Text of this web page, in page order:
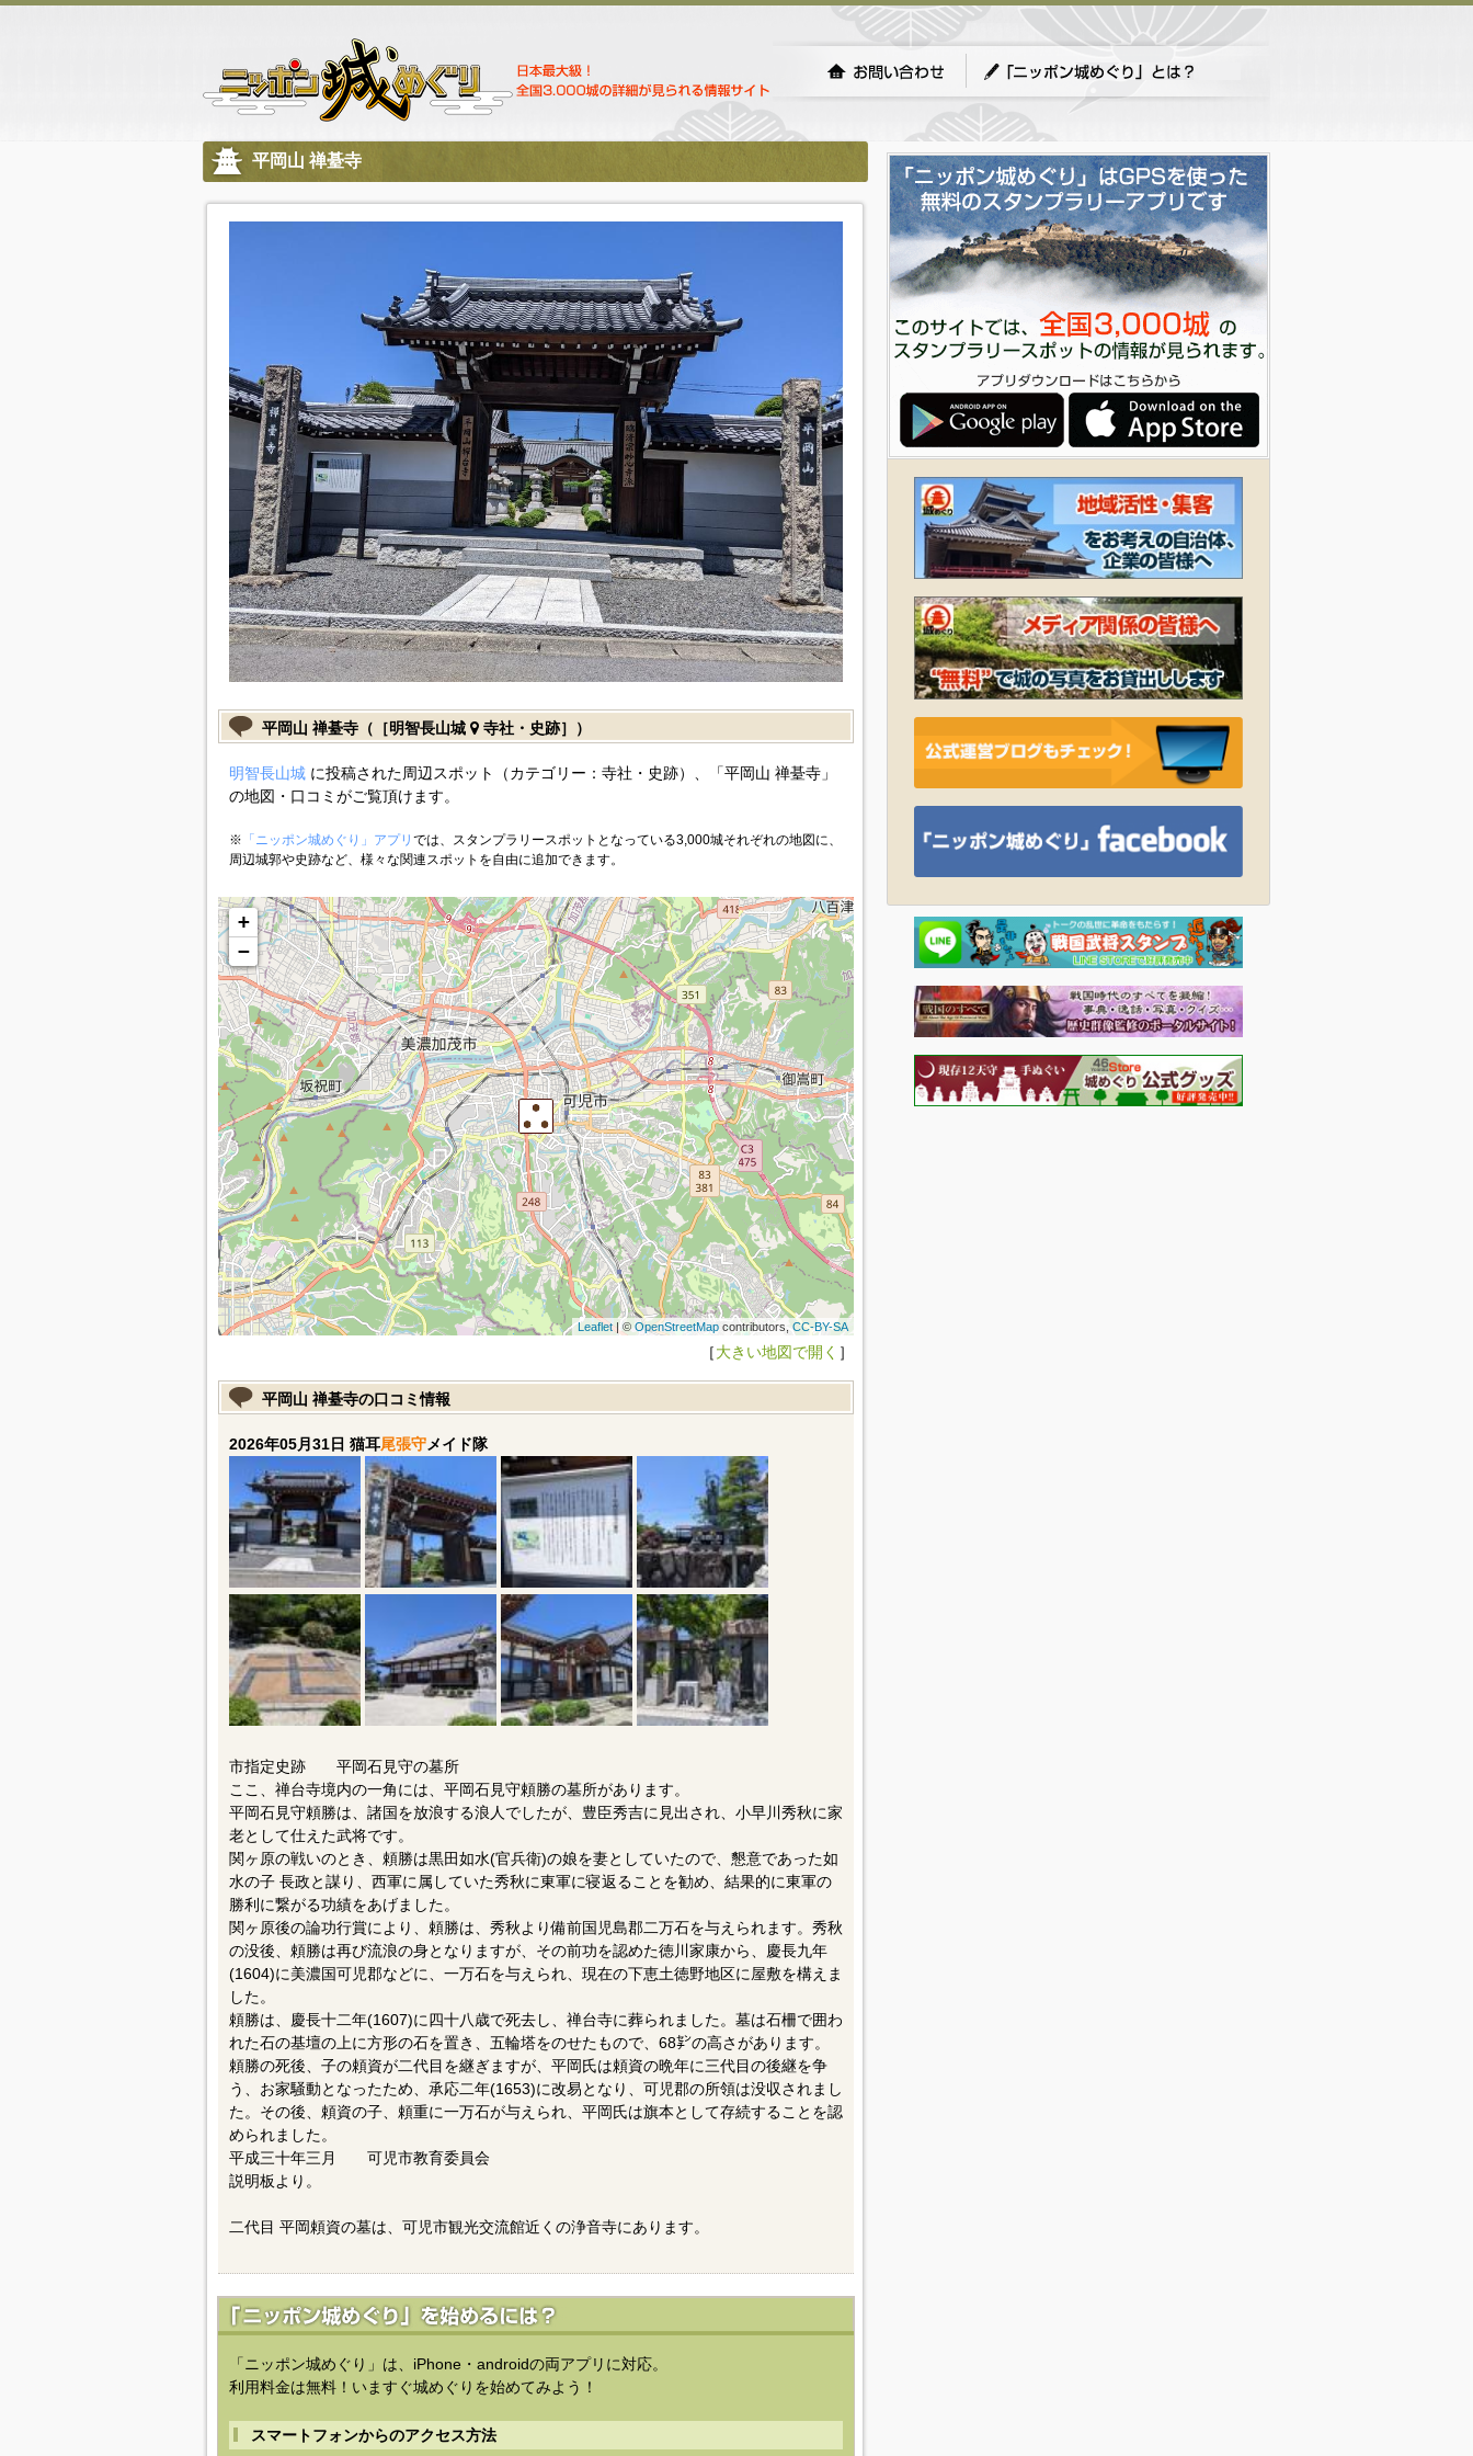
平岡山 禅䑓寺
平岡山 禅䑓寺（［明智長山城 寺社・史跡］）
明智長山城に投稿された周辺スポット（カテゴリー：寺社・史跡）、「平岡山 禅䑓寺」
の地図・口コミがご覧頂けます。
※ 「ニッポン城めぐり」アプリ では、スタンプラリースポットとなっている3,000城それぞれの地図に、
周辺城郭や史跡など、様々な関連スポットを自由に追加できます。
+
−
Leaflet| © OpenStreetMapcontributors,CC-BY-SA
［大きい地図で開く ］
平岡山 禅䑓寺の口コミ情報
2026年05月31日 猫耳尾張守メイド隊
市指定史跡 平岡石見守の墓所
ここ、禅台寺境内の一角には、平岡石見守頼勝の墓所があります。
平岡石見守頼勝は、諸国を放浪する浪人でしたが、豊臣秀吉に見出され、小早川秀秋に家
老として仕えた武将です。
関ヶ原の戦いのとき、頼勝は黒田如水(官兵衛)の娘を妻としていたので、懇意であった如
水の子 長政と謀り、西軍に属していた秀秋に東軍に寝返ることを勧め、結果的に東軍の
勝利に繋がる功績をあげました。
関ヶ原後の論功行賞により、頼勝は、秀秋より備前国児島郡二万石を与えられます。秀秋
の没後、頼勝は再び流浪の身となりますが、その前功を認めた徳川家康から、慶長九年
(1604)に美濃国可児郡などに、一万石を与えられ、現在の下恵土徳野地区に屋敷を構えま
した。
頼勝は、慶長十二年(1607)に四十八歳で死去し、禅台寺に葬られました。墓は石柵で囲わ
れた石の基壇の上に方形の石を置き、五輪塔をのせたもので、68㌢の高さがあります。
頼勝の死後、子の頼資が二代目を継ぎますが、平岡氏は頼資の晩年に三代目の後継を争
う、お家騒動となったため、承応二年(1653)に改易となり、可児郡の所領は没収されまし
た。その後、頼資の子、頼重に一万石が与えられ、平岡氏は旗本として存続することを認
められました。
平成三十年三月 可児市教育委員会
説明板より。
二代目 平岡頼資の墓は、可児市観光交流館近くの浄音寺にあります。
「ニッポン城めぐり」は、iPhone・androidの両アプリに対応。
利用料金は無料！いますぐ城めぐりを始めてみよう！
スマートフォンからのアクセス方法